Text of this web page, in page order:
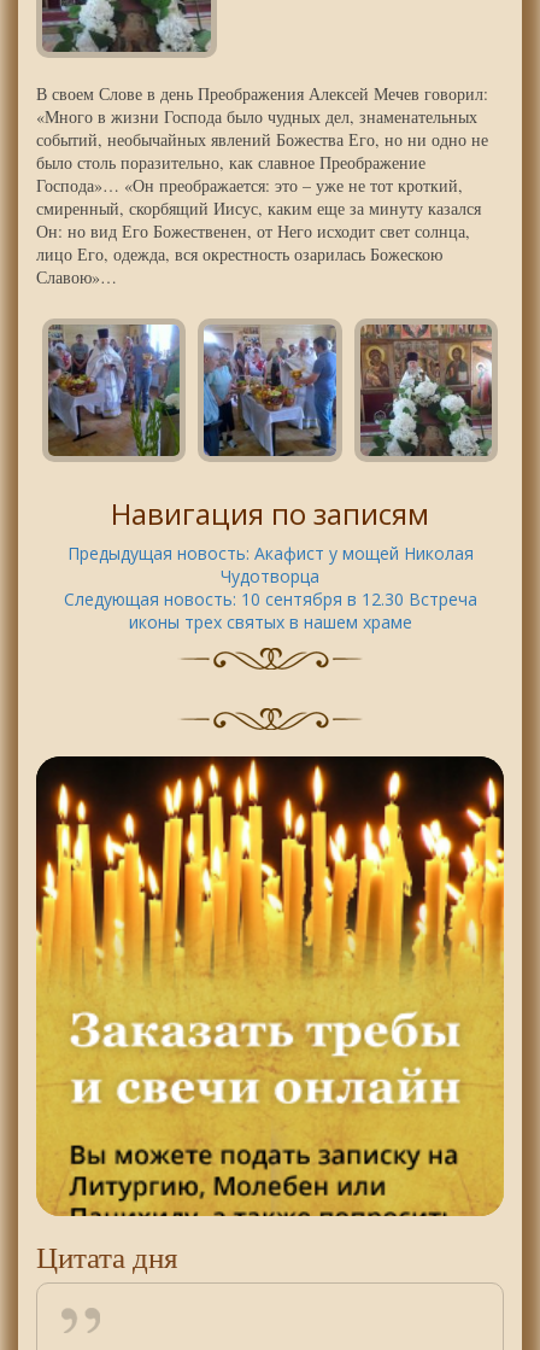
В своем Слове в день Преображения Алексей Мечев говорил:
«Много в жизни Господа было чудных дел, знаменательных
событий, необычайных явлений Божества Его, но ни одно не
было столь поразительно, как славное Преображение
Господа»… «Он преображается: это – уже не тот кроткий,
смиренный, скорбящий Иисус, каким еще за минуту казался
Он: но вид Его Божественен, от Него исходит свет солнца,
лицо Его, одежда, вся окрестность озарилась Божескою
Славою»…
Навигация по записям
Предыдущая новость: Акафист у мощей Николая
Чудотворца
Следующая новость: 10 сентября в 12.30 Встреча
иконы трех святых в нашем храме
Цитата дня